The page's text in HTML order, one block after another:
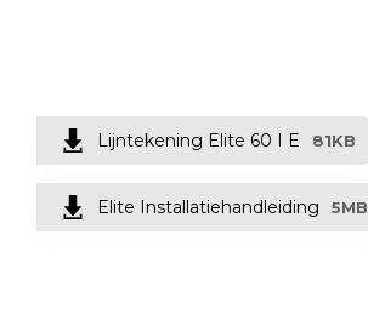
Lijntekening Elite 60 I E 81KB
Elite Installatiehandleiding 5MB